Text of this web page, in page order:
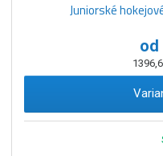
Juniorské
od